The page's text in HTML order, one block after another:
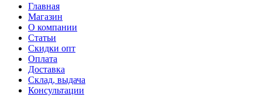
Главная
Магазин
О компании
Статьи
Скидки опт
Оплата
Доставка
Склад, выдача
Консультации